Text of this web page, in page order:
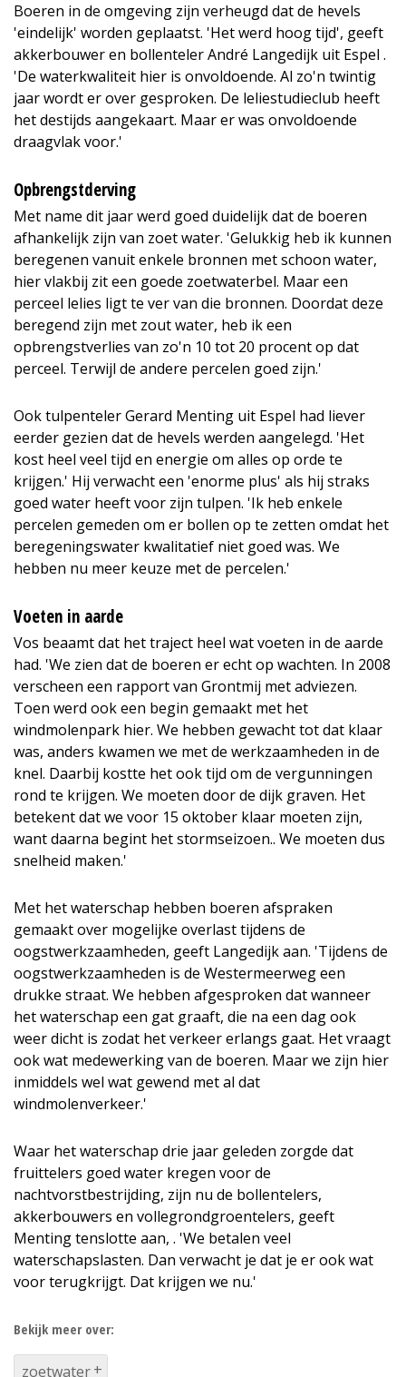
Boeren in de omgeving zijn verheugd dat de hevels
'eindelijk' worden geplaatst. 'Het werd hoog tijd', geeft
akkerbouwer en bollenteler André Langedijk uit Espel .
'De waterkwaliteit hier is onvoldoende. Al zo'n twintig
jaar wordt er over gesproken. De leliestudieclub heeft
het destijds aangekaart. Maar er was onvoldoende
draagvlak voor.'
Opbrengstderving
Met name dit jaar werd goed duidelijk dat de boeren
afhankelijk zijn van zoet water. 'Gelukkig heb ik kunnen
beregenen vanuit enkele bronnen met schoon water,
hier vlakbij zit een goede zoetwaterbel. Maar een
perceel lelies ligt te ver van die bronnen. Doordat deze
beregend zijn met zout water, heb ik een
opbrengstverlies van zo'n 10 tot 20 procent op dat
perceel. Terwijl de andere percelen goed zijn.'
Ook tulpenteler Gerard Menting uit Espel had liever
eerder gezien dat de hevels werden aangelegd. 'Het
kost heel veel tijd en energie om alles op orde te
krijgen.' Hij verwacht een 'enorme plus' als hij straks
goed water heeft voor zijn tulpen. 'Ik heb enkele
percelen gemeden om er bollen op te zetten omdat het
beregeningswater kwalitatief niet goed was. We
hebben nu meer keuze met de percelen.'
Voeten in aarde
Vos beaamt dat het traject heel wat voeten in de aarde
had. 'We zien dat de boeren er echt op wachten. In 2008
verscheen een rapport van Grontmij met adviezen.
Toen werd ook een begin gemaakt met het
windmolenpark hier. We hebben gewacht tot dat klaar
was, anders kwamen we met de werkzaamheden in de
knel. Daarbij kostte het ook tijd om de vergunningen
rond te krijgen. We moeten door de dijk graven. Het
betekent dat we voor 15 oktober klaar moeten zijn,
want daarna begint het stormseizoen.. We moeten dus
snelheid maken.'
Met het waterschap hebben boeren afspraken
gemaakt over mogelijke overlast tijdens de
oogstwerkzaamheden, geeft Langedijk aan. 'Tijdens de
oogstwerkzaamheden is de Westermeerweg een
drukke straat. We hebben afgesproken dat wanneer
het waterschap een gat graaft, die na een dag ook
weer dicht is zodat het verkeer erlangs gaat. Het vraagt
ook wat medewerking van de boeren. Maar we zijn hier
inmiddels wel wat gewend met al dat
windmolenverkeer.'
Waar het waterschap drie jaar geleden zorgde dat
fruittelers goed water kregen voor de
nachtvorstbestrijding, zijn nu de bollentelers,
akkerbouwers en vollegrondgroentelers, geeft
Menting tenslotte aan, . 'We betalen veel
waterschapslasten. Dan verwacht je dat je er ook wat
voor terugkrijgt. Dat krijgen we nu.'
Bekijk meer over:
zoetwater